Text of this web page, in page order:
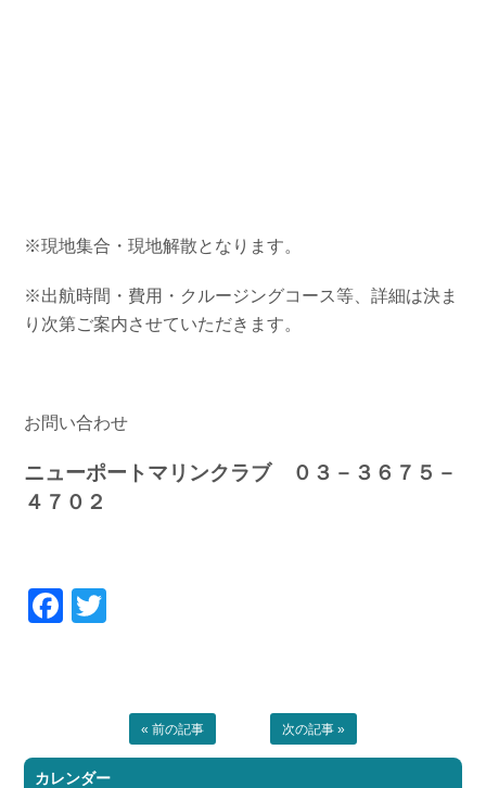
※現地集合・現地解散となります。
※出航時間・費用・クルージングコース等、詳細は決ま
り次第ご案内させていただきます。
お問い合わせ
ニューポートマリンクラブ ０３－３６７５－
４７０２
Facebook
« 前の記事 次の記事 »
カレンダー